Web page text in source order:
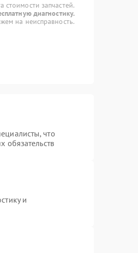
стоимости запчастей.
диагностику.
на неисправность.
что
обязательств
и